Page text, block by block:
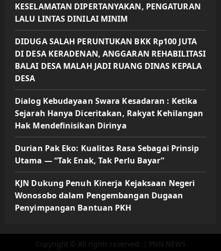
KESELAMATAN DIPERTANYAKAN, PENGATURAN
LALU LINTAS DINILAI MINIM
DIDUGA SALAH PERUNTUKAN BKK Rp100 JUTA
DI DESA KERADENAN, ANGGARAN REHABILITASI
BALAI DESA MALAH JADI RUANG DINAS KEPALA
DESA
Dialog Kebudayaan Swara Kesadaran : Ketika
Sejarah Hanya Diceritakan, Rakyat Kehilangan
Hak Mendefinisikan Dirinya
Durian Pak Eko: Kualitas Rasa Sebagai Prinsip
Utama — “Tak Enak, Tak Perlu Bayar”
KJN Dukung Penuh Kinerja Kejaksaan Negeri
Wonosobo dalam Pengembangan Dugaan
Penyimpangan Bantuan PKH